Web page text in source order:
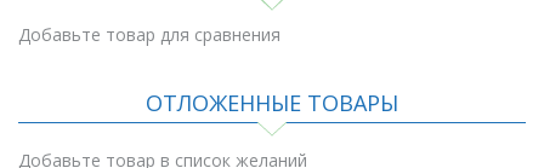
Добавьте товар для сравнения
ОТЛОЖЕННЫЕ ТОВАРЫ
Добавьте товар в список желаний